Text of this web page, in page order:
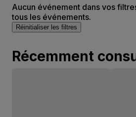
Aucun événement dans vos
tous les événements.
Réinitialiser les filtres
Récemment